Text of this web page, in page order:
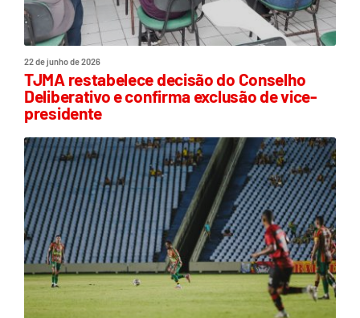
22 de junho de 2026
TJMA restabelece decisão do Conselho
Deliberativo e confirma exclusão de vice-
presidente